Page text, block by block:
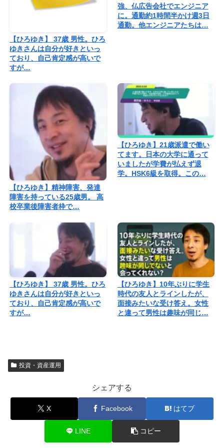
【ひろゆき】 37歳 男性。ひろ
ゆきさんは自分が好きといっ
ており、自己肯定感が高いで
すが…
強、仏広告会社でエンジニア
に。通勤約1時間半かけ週3日
通勤。他エンジニアたちは…
【ひろゆき】精神障害、発達
障害を持っている25歳男。 高
校卒業後障害者枠で…
【ひろゆき】21歳派遣で働い
てます。日本の大学に通って
いましたが学費が払えず退
学。HSK6級を取得。この…
【ひろゆき】 37歳 男性。ひろ
ゆきさんは自分が好きといっ
ており、自己肯定感が高いで
すが…
【ひろゆき】10年ぶりに学生
時代の友人とラインしたが、
面接みたいな受け答え。女性
と違って男性は趣味が同じ…
投資・資産運用
シェアする
X Facebook はてブ
LINE コピー